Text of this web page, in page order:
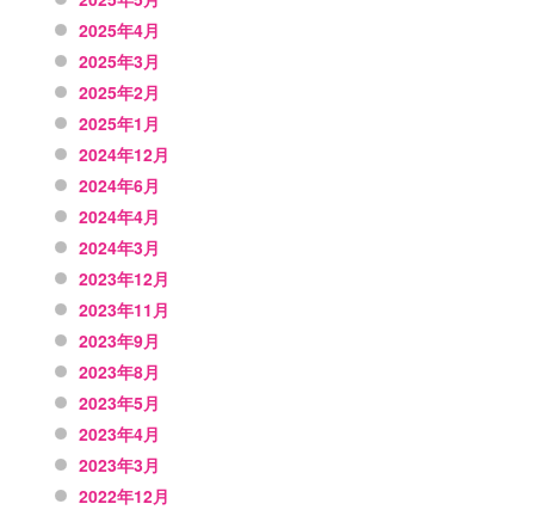
2025年4月
2025年3月
2025年2月
2025年1月
2024年12月
2024年6月
2024年4月
2024年3月
2023年12月
2023年11月
2023年9月
2023年8月
2023年5月
2023年4月
2023年3月
2022年12月